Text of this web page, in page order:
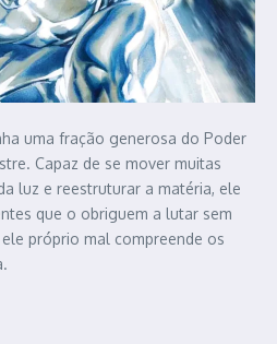
uma fração generosa do Poder
Capaz de se mover muitas
luz e reestruturar a matéria, ele
que o obriguem a lutar sem
próprio mal compreende os